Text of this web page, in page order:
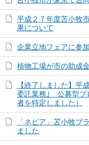
平成２７年度苫小牧
果について
企業立地フェアに参
植物工場が市の助成
【終了しました】平
委託業務｣ 公募型プ
者を特定しました）
「ネピア」苫小牧ブ
ました